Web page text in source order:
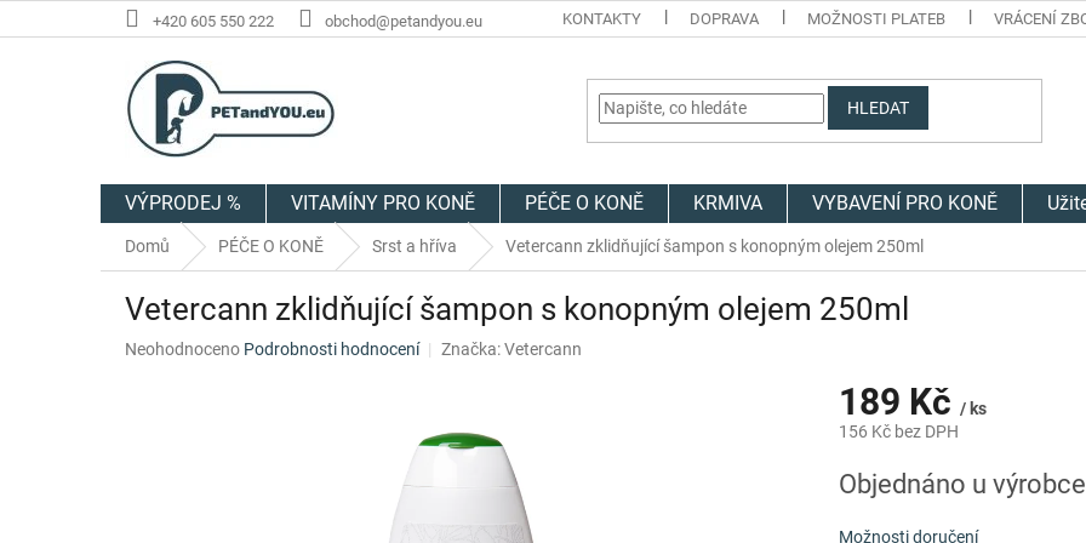
na
+420 605 550 222 obchod@petandyou.eu KONTAKTY DOPRAVA MOŽNOSTI PLATEB VRÁCENÍ
HLEDAT
VÝPRODEJ % VITAMÍNY PRO KONĚ PÉČE O KONĚ KRMIVA VYBAVENÍ PRO KONĚ
Domů PÉČE O KONĚ Srst a hříva Vetercann zklidňující šampon s konopným olejem 250ml
Vetercann zklidňující šampon s konopným olejem 250ml
Průměrné
Neohodnoceno Podrobnosti hodnocení Značka:Vetercann
189 Kč / ks
156 Kč bez DPH
cena:
Objednáno u výrobce
Možnosti doručení